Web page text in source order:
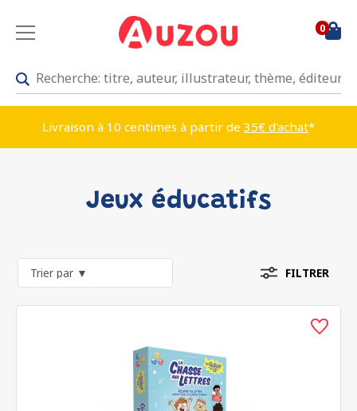
0
Livraison à 10 centimes à partir de 35€ d'achat*
Jeux éducatifs
FILTRER